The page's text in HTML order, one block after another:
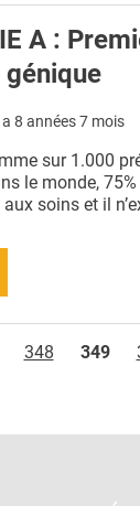
A :
8 années 7 mois
sur 1.000
le monde,
soins et il
348 349